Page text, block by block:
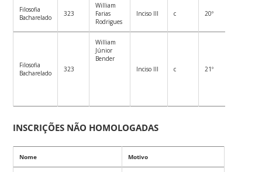
Filosofia
Bacharelado
323
William
Farias
Rodrigues
Inciso III c 20º
Filosofia
Bacharelado
323
William
Júnior
Bender
Inciso III
c 21º
INSCRIÇÕES NÃO HOMOLOGADAS
Nome Motivo